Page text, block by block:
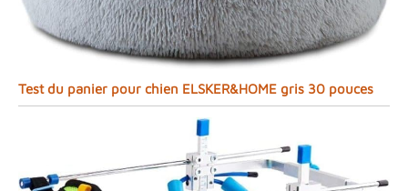
Test du panier pour chien ELSKER&HOME gris 30 pouces